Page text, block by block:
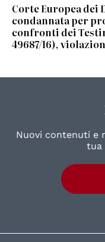
Corte Europea
condannata per
confronti dei
49687/16),
Nuovi contenuti e
tua